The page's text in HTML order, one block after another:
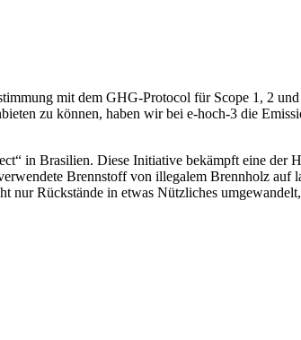
mit dem GHG-Protocol für Scope 1, 2
zu können, haben wir bei e-hoch-3 die
in Brasilien. Diese Initiative bekämpft eine der
Brennstoff von illegalem Brennholz auf
Rückstände in etwas Nützliches